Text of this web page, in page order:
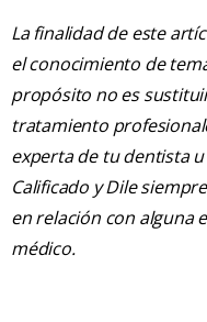
La finalidad de este
el conocimiento de
propósito no es
tratamiento
experta de tu dentista
Calificado y Dile
en relación con alguna
médico.